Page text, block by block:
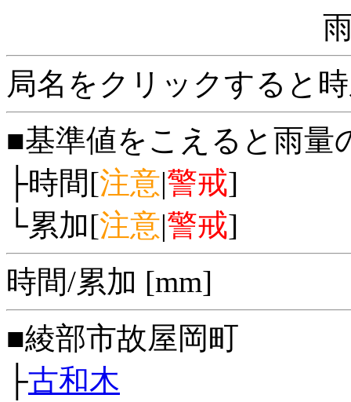
局名をクリックすると
■基準値をこえると雨量
├時間[注意|警戒]
└累加[注意|警戒]
時間/累加 [mm]
■綾部市故屋岡町
├古和木